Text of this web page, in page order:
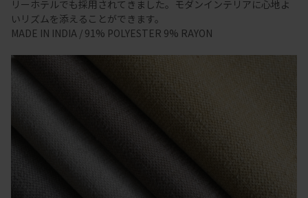
リーホテルでも採用されてきました。モダンインテリアに心地よ
いリズムを添えることができます。
MADE IN INDIA / 91% POLYESTER 9% RAYON